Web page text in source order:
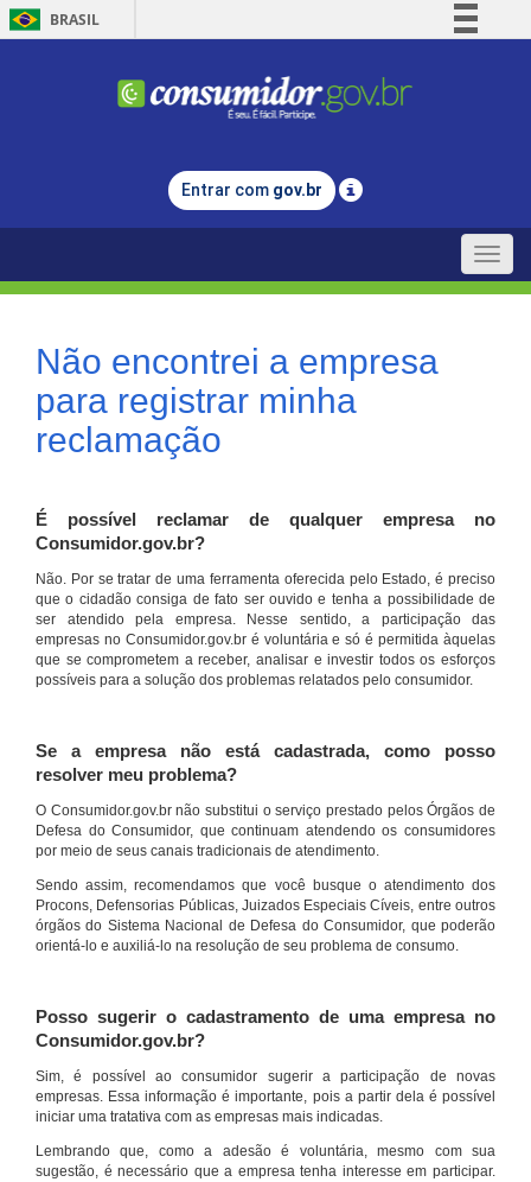
BRASIL
Comunica BR
Legislação
Entrar com gov.br
Toggle
Não encontrei a empresa
para registrar minha
reclamação
É possível reclamar de qualquer empresa no
Consumidor.gov.br?
Não. Por se tratar de uma ferramenta oferecida pelo Estado, é preciso
que o cidadão consiga de fato ser ouvido e tenha a possibilidade de
ser atendido pela empresa. Nesse sentido, a participação das
empresas no Consumidor.gov.br é voluntária e só é permitida àquelas
que se comprometem a receber, analisar e investir todos os esforços
possíveis para a solução dos problemas relatados pelo consumidor.
Se a empresa não está cadastrada, como posso
resolver meu problema?
O Consumidor.gov.br não substitui o serviço prestado pelos Órgãos de
Defesa do Consumidor, que continuam atendendo os consumidores
por meio de seus canais tradicionais de atendimento.
Sendo assim, recomendamos que você busque o atendimento dos
Procons, Defensorias Públicas, Juizados Especiais Cíveis, entre outros
órgãos do Sistema Nacional de Defesa do Consumidor, que poderão
orientá-lo e auxiliá-lo na resolução de seu problema de consumo.
Posso sugerir o cadastramento de uma empresa no
Consumidor.gov.br?
Sim, é possível ao consumidor sugerir a participação de novas
empresas. Essa informação é importante, pois a partir dela é possível
iniciar uma tratativa com as empresas mais indicadas.
Lembrando que, como a adesão é voluntária, mesmo com sua
sugestão, é necessário que a empresa tenha interesse em participar.